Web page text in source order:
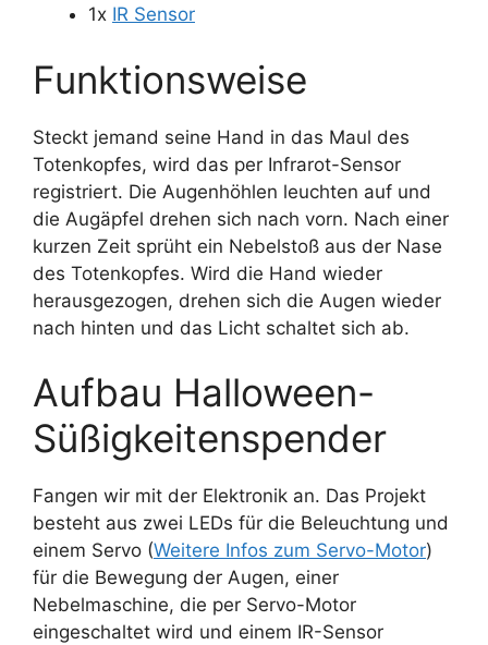
1x IR Sensor
Funktionsweise
Steckt jemand seine Hand in das Maul des
Totenkopfes, wird das per Infrarot-Sensor
registriert. Die Augenhöhlen leuchten auf und
die Augäpfel drehen sich nach vorn. Nach einer
kurzen Zeit sprüht ein Nebelstoß aus der Nase
des Totenkopfes. Wird die Hand wieder
herausgezogen, drehen sich die Augen wieder
nach hinten und das Licht schaltet sich ab.
Aufbau Halloween-
Süßigkeitenspender
Fangen wir mit der Elektronik an. Das Projekt
besteht aus zwei LEDs für die Beleuchtung und
einem Servo (Weitere Infos zum Servo-Motor)
für die Bewegung der Augen, einer
Nebelmaschine, die per Servo-Motor
eingeschaltet wird und einem IR-Sensor